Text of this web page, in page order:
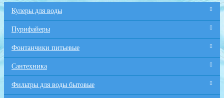
Кулеры для воды
Пурифайеры
Фонтанчики питьевые
Сантехника
Фильтры для воды бытовые